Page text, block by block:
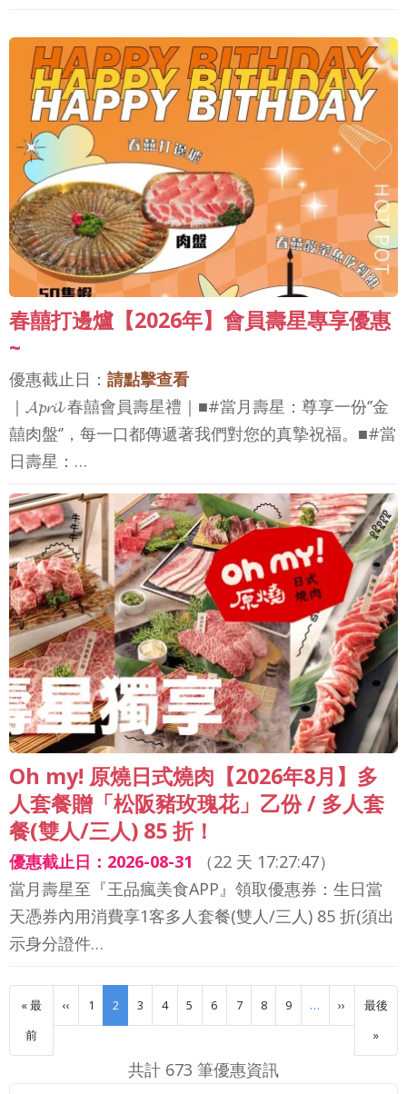
春囍打邊爐【2026年】會員壽星專享優惠
~
優惠截止日： 請點擊查看
｜𝓐𝓹𝓻𝓲𝓵 春囍會員壽星禮｜■#當月壽星：尊享一份‘’金
囍肉盤‘’，每一口都傳遞著我們對您的真摯祝福。■#當
日壽星：…
Oh my! 原燒日式燒肉【2026年8月】多
人套餐贈「松阪豬玫瑰花」乙份 / 多人套
餐(雙人/三人) 85 折！
優惠截止日：2026-08-31 （22 天 17:27:44）
當月壽星至『王品瘋美食APP』領取優惠券：生日當
天憑券內用消費享1客多人套餐(雙人/三人) 85 折(須出
示身分證件…
Pagination
« 最
前First page
‹‹Previous page
1 2 3 4 5 6 7 8 9 … ›› 下一頁
最後
»Last
共計 673 筆優惠資訊